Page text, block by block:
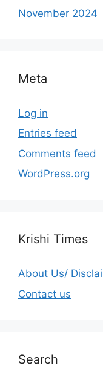
November 2024
Meta
Log in
Entries feed
Comments feed
WordPress.org
Krishi Times
About Us/
Contact us
Search